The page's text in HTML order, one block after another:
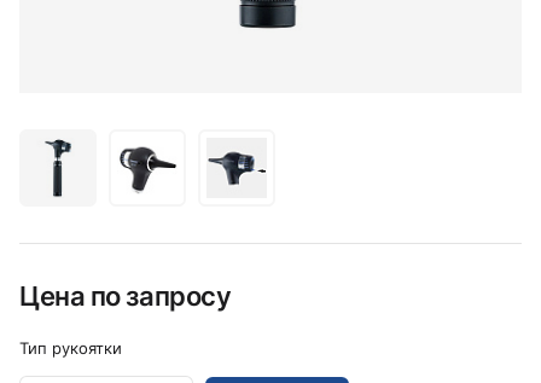
Цена по запросу
Тип рукоятки